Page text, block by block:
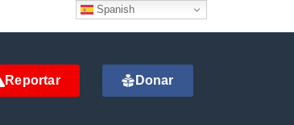
Reportar Donar
Spanish